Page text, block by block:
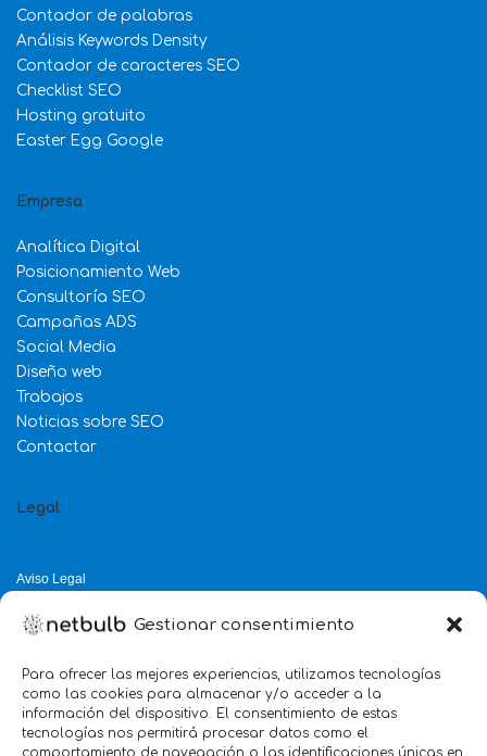
Gestionar consentimiento
Para ofrecer las mejores experiencias, utilizamos tecnologías
como las cookies para almacenar y/o acceder a la
información del dispositivo. El consentimiento de estas
tecnologías nos permitirá procesar datos como el
comportamiento de navegación o las identificaciones únicas en
Contador de palabras
Análisis Keywords Density
Contador de caracteres SEO
Checklist SEO
Hosting gratuito
Easter Egg Google
Empresa
Analítica Digital
Posicionamiento Web
Consultoría SEO
Campañas ADS
Social Media
Diseño web
Trabajos
Noticias sobre SEO
Contactar
Legal
Aviso Legal
Política de Cookies
5.0
Servicio mejor valorado 2025
verificado por: Trustindex